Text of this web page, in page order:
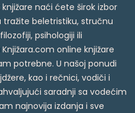
naći ćete širok izbor
tražite beletristiku, stručnu
psihologiji ili
online knjižare
potrebne. U našoj ponudi
kao i rečnici, vodiči i
saradnji sa vodećim
najnovija izdanja i sve